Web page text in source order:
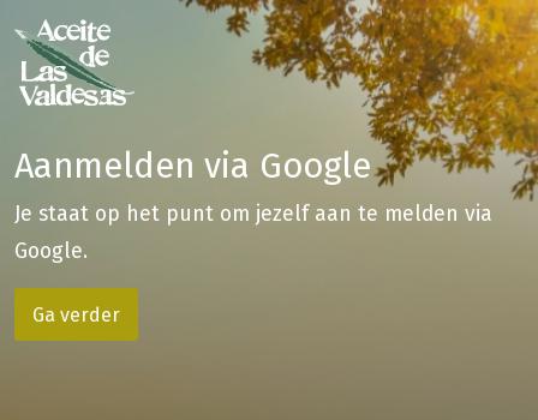
Aanmelden via Google
Je staat op het punt om jezelf aan te melden via
Google.
Ga verder